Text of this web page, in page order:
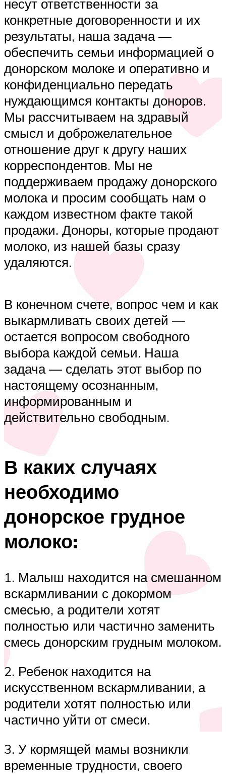
несут ответственности за
конкретные договоренности и их
результаты, наша задача —
обеспечить семьи информацией о
донорском молоке и оперативно и
конфиденциально передать
нуждающимся контакты доноров.
Мы рассчитываем на здравый
смысл и доброжелательное
отношение друг к другу наших
корреспондентов. Мы не
поддерживаем продажу донорского
молока и просим сообщать нам о
каждом известном факте такой
продажи. Доноры, которые продают
молоко, из нашей базы сразу
удаляются.
В конечном счете, вопрос чем и как
выкармливать своих детей —
остается вопросом свободного
выбора каждой семьи. Наша
задача — сделать этот выбор по
настоящему осознанным,
информированным и
действительно свободным.
В каких случаях
необходимо
донорское грудное
молоко:
1. Малыш находится на смешанном
вскармливании с докормом
смесью, а родители хотят
полностью или частично заменить
смесь донорским грудным молоком.
2. Ребенок находится на
искусственном вскармливании, а
родители хотят полностью или
частично уйти от смеси.
3. У кормящей мамы возникли
временные трудности, своего